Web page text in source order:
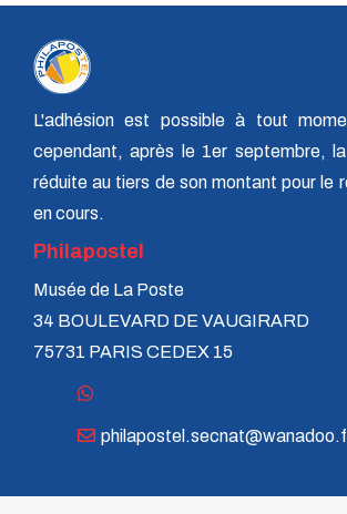
L'adhésion est possible à tout
cependant, après le 1er septembre,
réduite au tiers de son montant pour le
en cours.
Philapostel
Musée de La Poste
34 BOULEVARD DE VAUGIRARD
75731 PARIS CEDEX 15